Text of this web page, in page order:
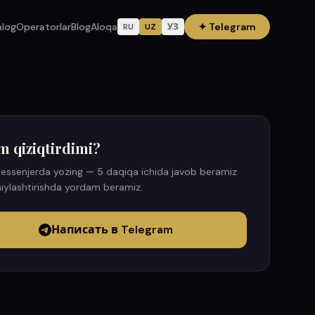
OperatorlarBlogAloqa RU UZ УЗ ✦ Telegram
qiziqtirdimi?
yozing — 5 daqiqa ichida javob beramiz
yordam beramiz.
Написать в Telegram